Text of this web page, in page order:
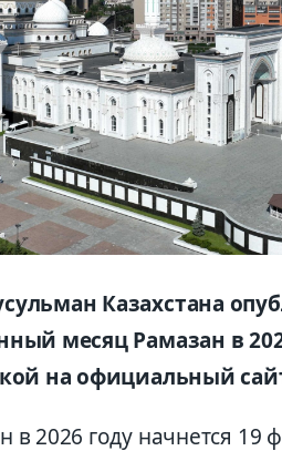
Казахстана
месяц Рамазан в
на официальный
2026 году начнется 19